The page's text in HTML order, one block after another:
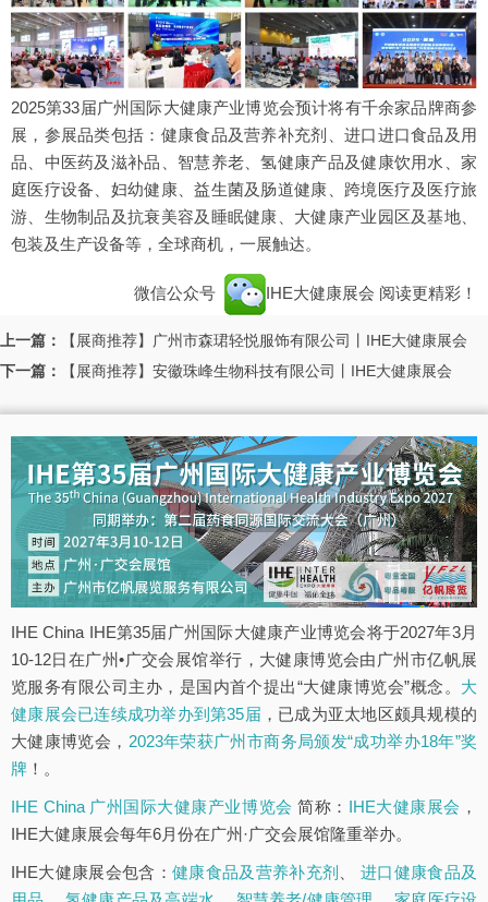
2025第33届广州国际大健康产业博览会预计将有千余家品牌商参
展，参展品类包括：健康食品及营养补充剂、进口进口食品及用
品、中医药及滋补品、智慧养老、氢健康产品及健康饮用水、家
庭医疗设备、妇幼健康、益生菌及肠道健康、跨境医疗及医疗旅
游、生物制品及抗衰美容及睡眠健康、大健康产业园区及基地、
包装及生产设备等，全球商机，一展触达。
微信公众号 IHE大健康展会 阅读更精彩！
上一篇：
【展商推荐】广州市森珺轻悦服饰有限公司丨IHE大健康展会
下一篇：
【展商推荐】安徽珠峰生物科技有限公司丨IHE大健康展会
IHE China IHE第35届广州国际大健康产业博览会将于2027年3月
10-12日在广州•广交会展馆举行，大健康博览会由广州市亿帆展
览服务有限公司主办，是国内首个提出“大健康博览会”概念。 大
健康展会已连续成功举办到第35届 ，已成为亚太地区颇具规模的
大健康博览会， 2023年荣获广州市商务局颁发“成功举办18年”奖
牌 ！。
IHE China 广州国际大健康产业博览会 简称： IHE大健康展会 ，
IHE大健康展会每年6月份在广州·广交会展馆隆重举办。
IHE大健康展会包含： 健康食品及营养补充剂 、进口健康食品及